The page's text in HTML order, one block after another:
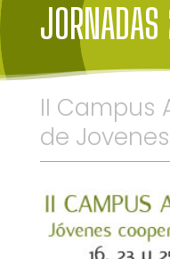
JORNADAS
II Campus
de